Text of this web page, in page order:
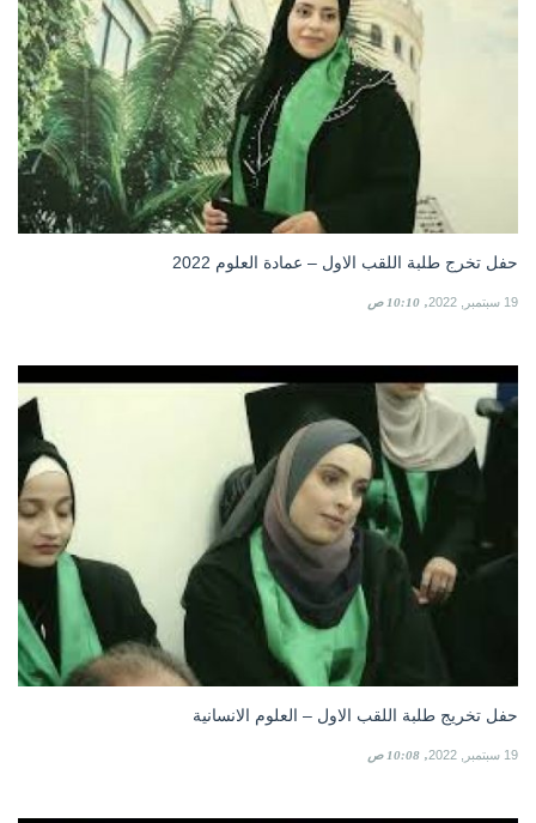
حفل تخرج طلبة اللقب الاول – عمادة العلوم 2022
19 سبتمبر, 2022 10:10 ص
حفل تخريج طلبة اللقب الاول – العلوم الانسانية
19 سبتمبر, 2022 10:08 ص